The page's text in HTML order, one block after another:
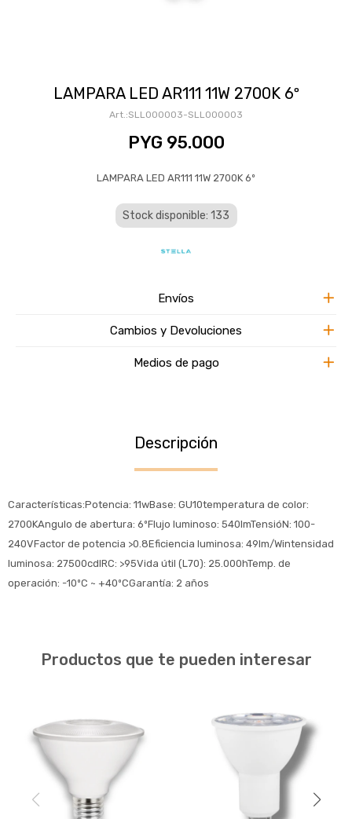
LAMPARA LED AR111 11W 2700K 6º
SLL000003-SLL000003
PYG 95.000
LAMPARA LED AR111 11W 2700K 6º
Stock disponible: 133
Envíos
Cambios y Devoluciones
Medios de pago
Descripción
Características:Potencia: 11wBase: GU10temperatura de color:
2700KAngulo de abertura: 6ºFlujo luminoso: 540lmTensióN: 100-
240VFactor de potencia >0.8Eficiencia luminosa: 49lm/Wintensidad
luminosa: 27500cdIRC: >95Vida útil (L70): 25.000hTemp. de
operación: -10ºC ~ +40ºCGarantía: 2 años
Productos que te pueden interesar